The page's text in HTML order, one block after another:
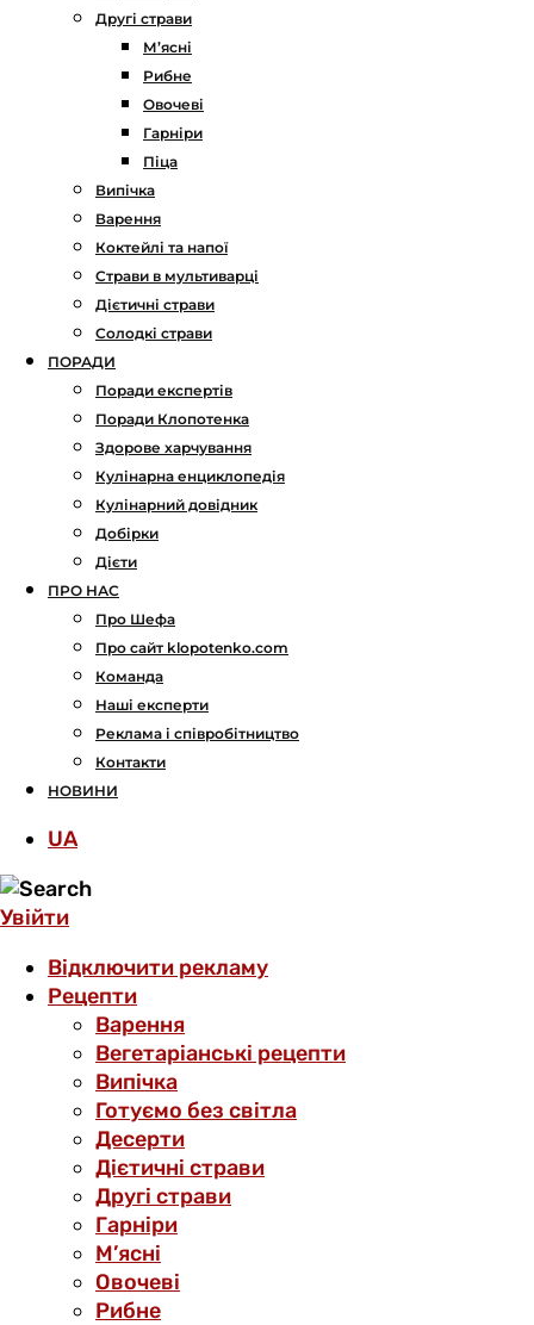
Другі страви
М’ясні
Рибне
Овочеві
Гарніри
Піца
Випічка
Варення
Коктейлі та напої
Страви в мультиварці
Дієтичні страви
Солодкі страви
ПОРАДИ
Поради експертів
Поради Клопотенка
Здорове харчування
Кулінарна енциклопедія
Кулінарний довідник
Добірки
Дієти
ПРО НАС
Про Шефа
Про сайт klopotenko.com
Команда
Наші експерти
Реклама і співробітництво
Контакти
НОВИНИ
UA
Увійти
Відключити рекламу
Рецепти
Варення
Вегетаріанські рецепти
Випічка
Готуємо без світла
Десерти
Дієтичні страви
Другі страви
Гарніри
М’ясні
Овочеві
Рибне